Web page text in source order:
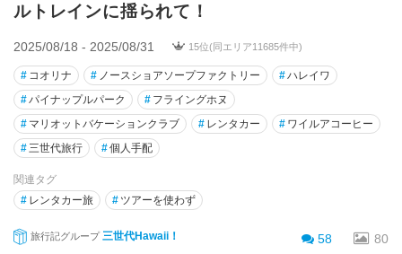
ルトレインに揺られて！
2025/08/18 - 2025/08/31 15位(同エリア11685件中)
# コオリナ # ノースショアソープファクトリー #ハレイワ
#パイナップルパーク # フライングホヌ
# マリオットバケーションクラブ # レンタカー # ワイルアコーヒー
#三世代旅行 #個人手配
関連タグ
# レンタカー旅 # ツアーを使わず
旅行記グループ 三世代Hawaii！ 58 80